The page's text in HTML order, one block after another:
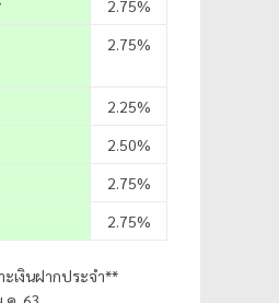
2.75%
2.75%
2.25%
2.50%
2.75%
2.75%
เงินฝากประจำ**